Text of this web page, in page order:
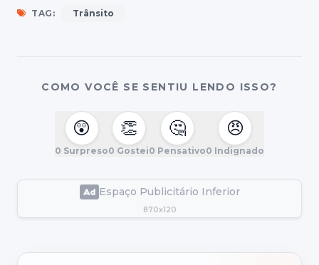
TAG: Trânsito
COMO VOCÊ SE SENTIU LENDO ISSO?
😲
0 Surpreso
👏
0 Gostei
🤔
0 Pensativo
😠
0 Indignado
Espaço Publicitário Inferior
870x120